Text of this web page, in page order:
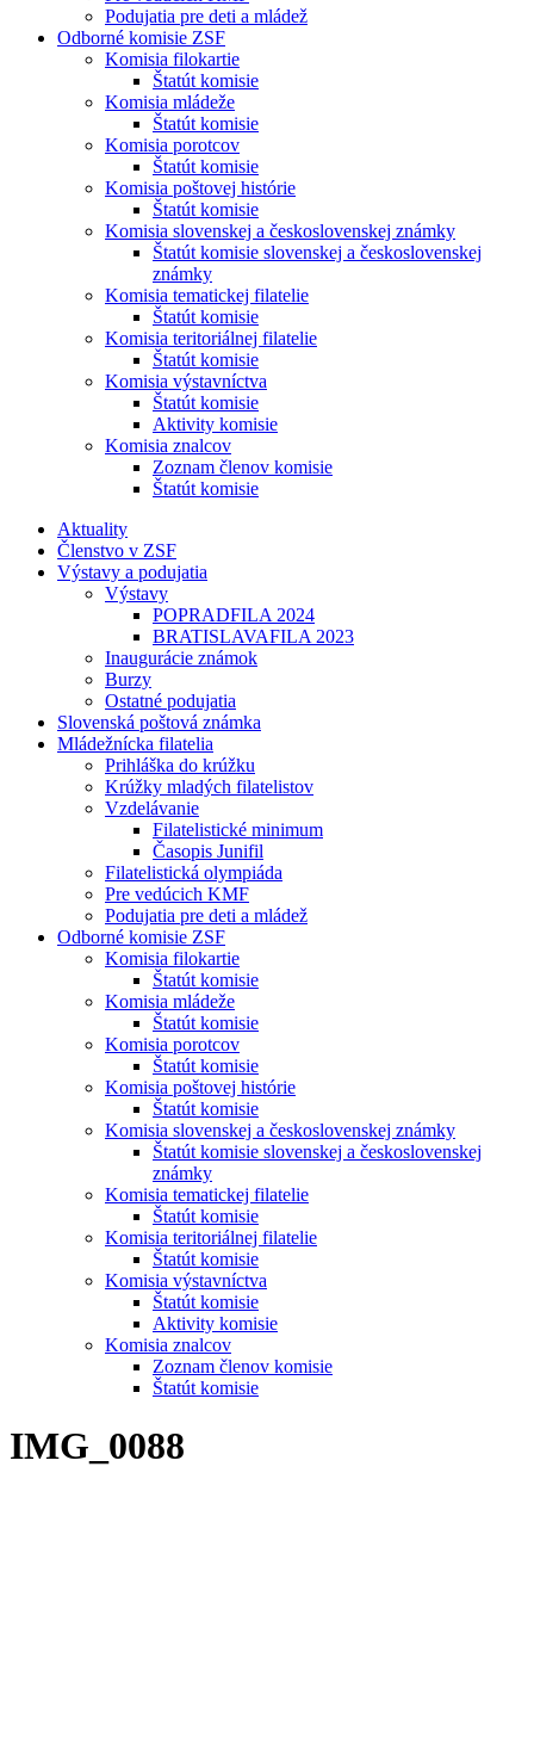
Podujatia pre deti a mládež
Odborné komisie ZSF
Komisia filokartie
Štatút komisie
Komisia mládeže
Štatút komisie
Komisia porotcov
Štatút komisie
Komisia poštovej histórie
Štatút komisie
Komisia slovenskej a československej známky
Štatút komisie slovenskej a československej
známky
Komisia tematickej filatelie
Štatút komisie
Komisia teritoriálnej filatelie
Štatút komisie
Komisia výstavníctva
Štatút komisie
Aktivity komisie
Komisia znalcov
Zoznam členov komisie
Štatút komisie
Aktuality
Členstvo v ZSF
Výstavy a podujatia
Výstavy
POPRADFILA 2024
BRATISLAVAFILA 2023
Inaugurácie známok
Burzy
Ostatné podujatia
Slovenská poštová známka
Mládežnícka filatelia
Prihláška do krúžku
Krúžky mladých filatelistov
Vzdelávanie
Filatelistické minimum
Časopis Junifil
Filatelistická olympiáda
Pre vedúcich KMF
Podujatia pre deti a mládež
Odborné komisie ZSF
Komisia filokartie
Štatút komisie
Komisia mládeže
Štatút komisie
Komisia porotcov
Štatút komisie
Komisia poštovej histórie
Štatút komisie
Komisia slovenskej a československej známky
Štatút komisie slovenskej a československej
známky
Komisia tematickej filatelie
Štatút komisie
Komisia teritoriálnej filatelie
Štatút komisie
Komisia výstavníctva
Štatút komisie
Aktivity komisie
Komisia znalcov
Zoznam členov komisie
Štatút komisie
IMG_0088